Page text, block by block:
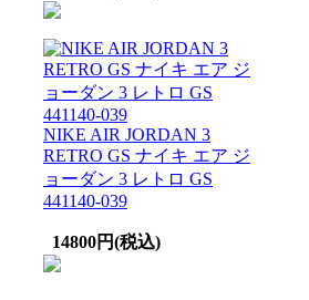
NIKE AIR JORDAN 3
RETRO GS ナイキ エア ジ
ョーダン 3 レトロ GS
441140-039
14800円(税込)